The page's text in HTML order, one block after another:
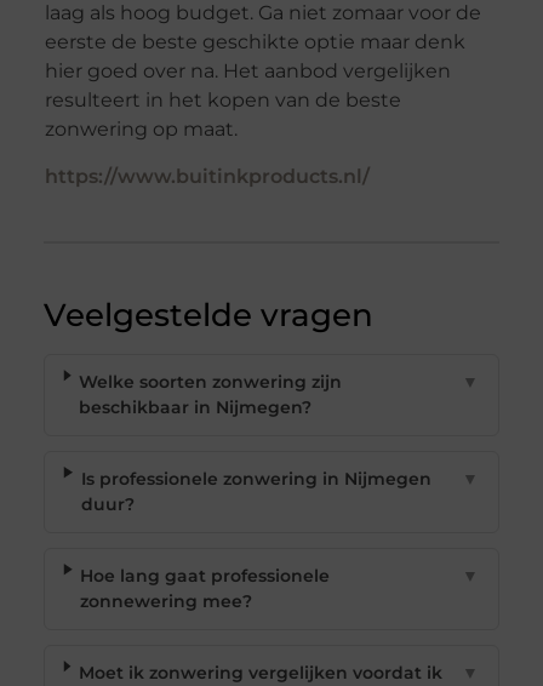
laag als hoog budget. Ga niet zomaar voor de
eerste de beste geschikte optie maar denk
hier goed over na. Het aanbod vergelijken
resulteert in het kopen van de beste
zonwering op maat.
https://www.buitinkproducts.nl/
Veelgestelde vragen
Welke soorten zonwering zijn
beschikbaar in Nijmegen?
▼
Is professionele zonwering in Nijmegen
duur?
▼
Hoe lang gaat professionele
zonnewering mee?
▼
Moet ik zonwering vergelijken voordat ik
▼